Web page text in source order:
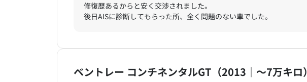
修復歴あるからと安く交渉されました。
後日AISに診断してもらった所、全く問題のない車でした。
ベントレー コンチネンタルGT（2013｜～7万キロ）